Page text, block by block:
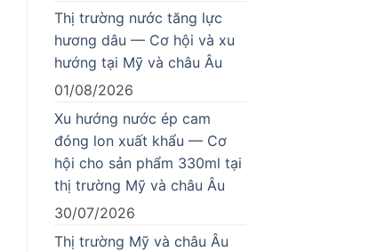
Thị trường nước tăng lực
hương dâu — Cơ hội và xu
hướng tại Mỹ và châu Âu
01/08/2026
Xu hướng nước ép cam
đóng lon xuất khẩu — Cơ
hội cho sản phẩm 330ml tại
thị trường Mỹ và châu Âu
30/07/2026
Thị trường Mỹ và châu Âu